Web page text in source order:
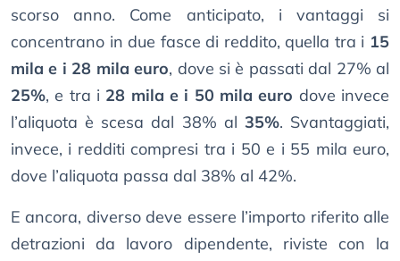
scorso anno. Come anticipato, i vantaggi si
concentrano in due fasce di reddito, quella tra i 15
mila e i 28 mila euro, dove si è passati dal 27% al
25%, e tra i 28 mila e i 50 mila euro dove invece
l’aliquota è scesa dal 38% al 35%. Svantaggiati,
invece, i redditi compresi tra i 50 e i 55 mila euro,
dove l’aliquota passa dal 38% al 42%.
E ancora, diverso deve essere l’importo riferito alle
detrazioni da lavoro dipendente, riviste con la